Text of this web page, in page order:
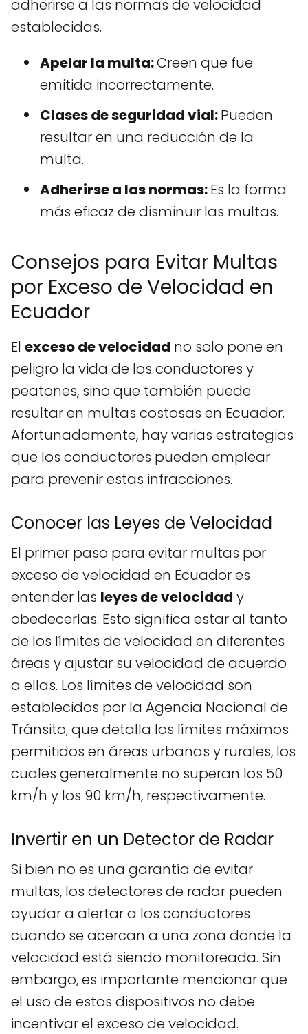
adherirse a las normas de velocidad
establecidas.
Apelar la multa:Creen que fue
emitida incorrectamente.
Clases de seguridad vial:Pueden
resultar en una reducción de la
multa.
Adherirse a las normas:Es la forma
más eficaz de disminuir las multas.
Consejos para Evitar Multas
por Exceso de Velocidad en
Ecuador
El exceso de velocidad no solo pone en
peligro la vida de los conductores y
peatones, sino que también puede
resultar en multas costosas en Ecuador.
Afortunadamente, hay varias estrategias
que los conductores pueden emplear
para prevenir estas infracciones.
Conocer las Leyes de Velocidad
El primer paso para evitar multas por
exceso de velocidad en Ecuador es
entender las leyes de velocidad y
obedecerlas. Esto significa estar al tanto
de los límites de velocidad en diferentes
áreas y ajustar su velocidad de acuerdo
a ellas. Los límites de velocidad son
establecidos por la Agencia Nacional de
Tránsito, que detalla los límites máximos
permitidos en áreas urbanas y rurales, los
cuales generalmente no superan los 50
km/h y los 90 km/h, respectivamente.
Invertir en un Detector de Radar
Si bien no es una garantía de evitar
multas, los detectores de radar pueden
ayudar a alertar a los conductores
cuando se acercan a una zona donde la
velocidad está siendo monitoreada. Sin
embargo, es importante mencionar que
el uso de estos dispositivos no debe
incentivar el exceso de velocidad.